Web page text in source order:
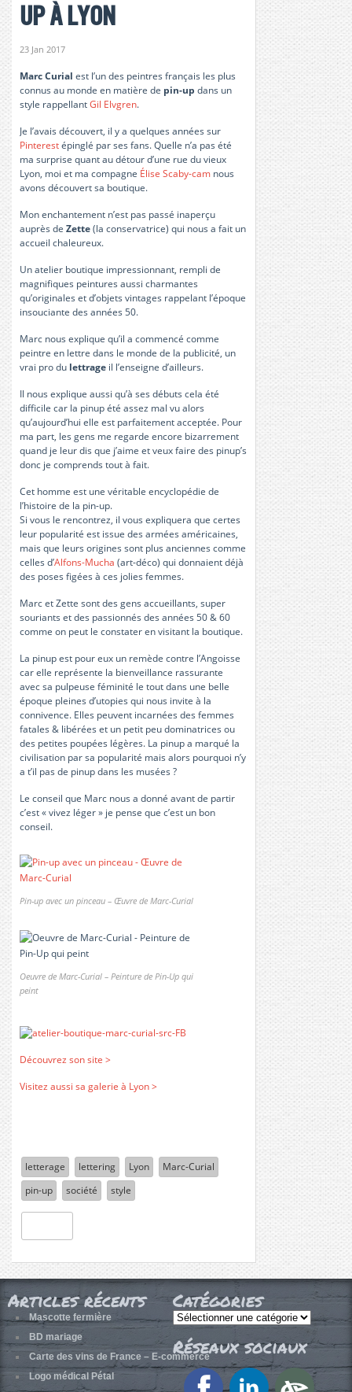
up à Lyon
23 Jan 2017
Marc Curial est l’un des peintres français les plus
connus au monde en matière de pin-up dans un
style rappellantGil Elvgren.
Je l’avais découvert, il y a quelques années sur
Pinterestépinglé par ses fans. Quelle n’a pas été
ma surprise quant au détour d’une rue du vieux
Lyon, moi et ma compagne Élise Scaby-cam nous
avons découvert sa boutique.
Mon enchantement n’est pas passé inaperçu
auprès de Zette(la conservatrice) qui nous a fait un
accueil chaleureux.
Un atelier boutique impressionnant, rempli de
magnifiques peintures aussi charmantes
qu’originales et d’objets vintages rappelant l’époque
insouciante des années 50.
Marc nous explique qu’il a commencé comme
peintre en lettre dans le monde de la publicité, un
vrai pro du lettrage il l’enseigne d’ailleurs.
Il nous explique aussi qu’à ses débuts cela été
difficile car la pinup été assez mal vu alors
qu’aujourd’hui elle est parfaitement acceptée. Pour
ma part, les gens me regarde encore bizarrement
quand je leur dis que j’aime et veux faire des pinup’s
donc je comprends tout à fait.
Cet homme est une véritable encyclopédie de
l’histoire de la pin-up.
Si vous le rencontrez, il vous expliquera que certes
leur popularité est issue des armées américaines,
mais que leurs origines sont plus anciennes comme
celles d’Alfons-Mucha (art-déco) qui donnaient déjà
des poses figées à ces jolies femmes.
Marc et Zette sont des gens accueillants, super
souriants et des passionnés des années 50 & 60
comme on peut le constater en visitant la boutique.
La pinup est pour eux un remède contre l’Angoisse
car elle représente la bienveillance rassurante
avec sa pulpeuse féminité le tout dans une belle
époque pleines d’utopies qui nous invite à la
connivence. Elles peuvent incarnées des femmes
fatales & libérées et un petit peu dominatrices ou
des petites poupées légères. La pinup a marqué la
civilisation par sa popularité mais alors pourquoi n’y
a t’il pas de pinup dans les musées ?
Le conseil que Marc nous a donné avant de partir
c’est « vivez léger » je pense que c’est un bon
conseil.
Pin-up avec un pinceau – Œuvre de Marc-Curial
Oeuvre de Marc-Curial – Peinture de Pin-Up qui
peint
Découvrez son site >
Visitez aussi sa galerie à Lyon >
letterage lettering Lyon
Marc-Curial
pin-up
société style
Articles récents
Mascotte fermière
BD mariage
Carte des vins de France – E-commerce
Logo médical Pétal
Catégories
Catégories
Réseaux sociaux